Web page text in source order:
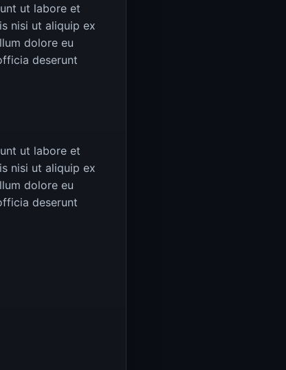
ut labore et
nisi ut aliquip ex
dolore eu
deserunt
ut labore et
nisi ut aliquip ex
dolore eu
deserunt